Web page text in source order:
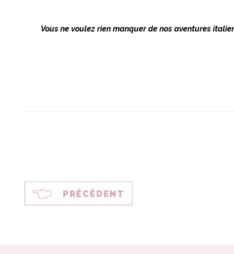
Vous ne voulez rien manquer de nos aventures
PRÉCÉDENT